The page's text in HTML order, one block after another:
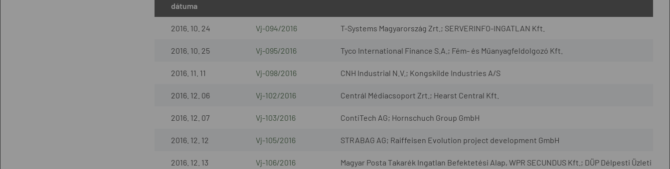
dátuma
2016. 10. 24 Vj-094/2016 T-Systems Magyarország Zrt.; SERVERINFO-INGATLAN Kft.
2016. 10. 25 Vj-095/2016 Tyco International Finance S.A.; Fém- és Műanyagfeldolgozó Kft.
2016. 11. 11 Vj-098/2016 CNH Industrial N.V.; Kongskilde Industries A/S
2016. 12. 06 Vj-102/2016 Centrál Médiacsoport Zrt.; Hearst Central Kft.
2016. 12. 07 Vj-103/2016 ContiTech AG; Hornschuch Group GmbH
2016. 12. 12 Vj-105/2016 STRABAG AG; Raiffeisen Evolution project development GmbH
2016. 12. 13 Vj-106/2016
Magyar Posta Takarék Ingatlan Befektetési Alap, WPR SECUNDUS Kft.; DÜP Délpesti Üzleti